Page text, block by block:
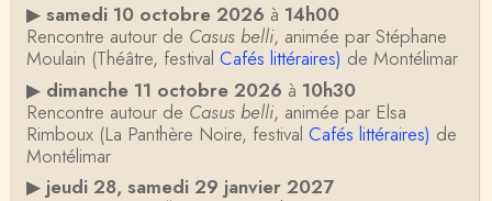
▶ samedi 10 octobre 2026 à 14h00
Rencontre autour de Casus belli, animée par Stéphane
Moulain (Théâtre, festival Cafés littéraires) de Montélimar
▶ dimanche 11 octobre 2026 à 10h30
Rencontre autour de Casus belli, animée par Elsa
Rimboux (La Panthère Noire, festival Cafés littéraires) de
Montélimar
▶ jeudi 28, samedi 29 janvier 2027